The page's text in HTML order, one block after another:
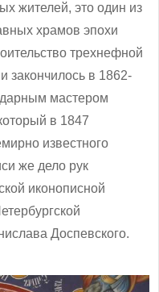
жителей, это один из
храмов эпохи
трехнефной
закончилось в 1862-
мастером
в 1847
известного
же дело рук
иконописной
Доспевского.